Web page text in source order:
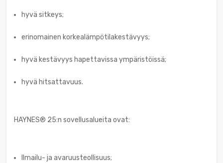
hyvä sitkeys;
erinomainen korkealämpötilakestävyys;
hyvä kestävyys hapettavissa ympäristöissä;
hyvä hitsattavuus.
HAYNES® 25:n sovellusalueita ovat:
Ilmailu- ja avaruusteollisuus;